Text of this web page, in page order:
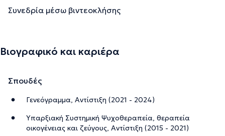
Συνεδρία μέσω βιντεοκλήσης
Βιογραφικό και καριέρα
Σπουδές
Γενεόγραμμα, Αντίστιξη (2021 - 2024)
Υπαρξιακή Συστημική Ψυχοθεραπεία, θεραπεία
οικογένειας και ζεύγους, Αντίστιξη (2015 - 2021)